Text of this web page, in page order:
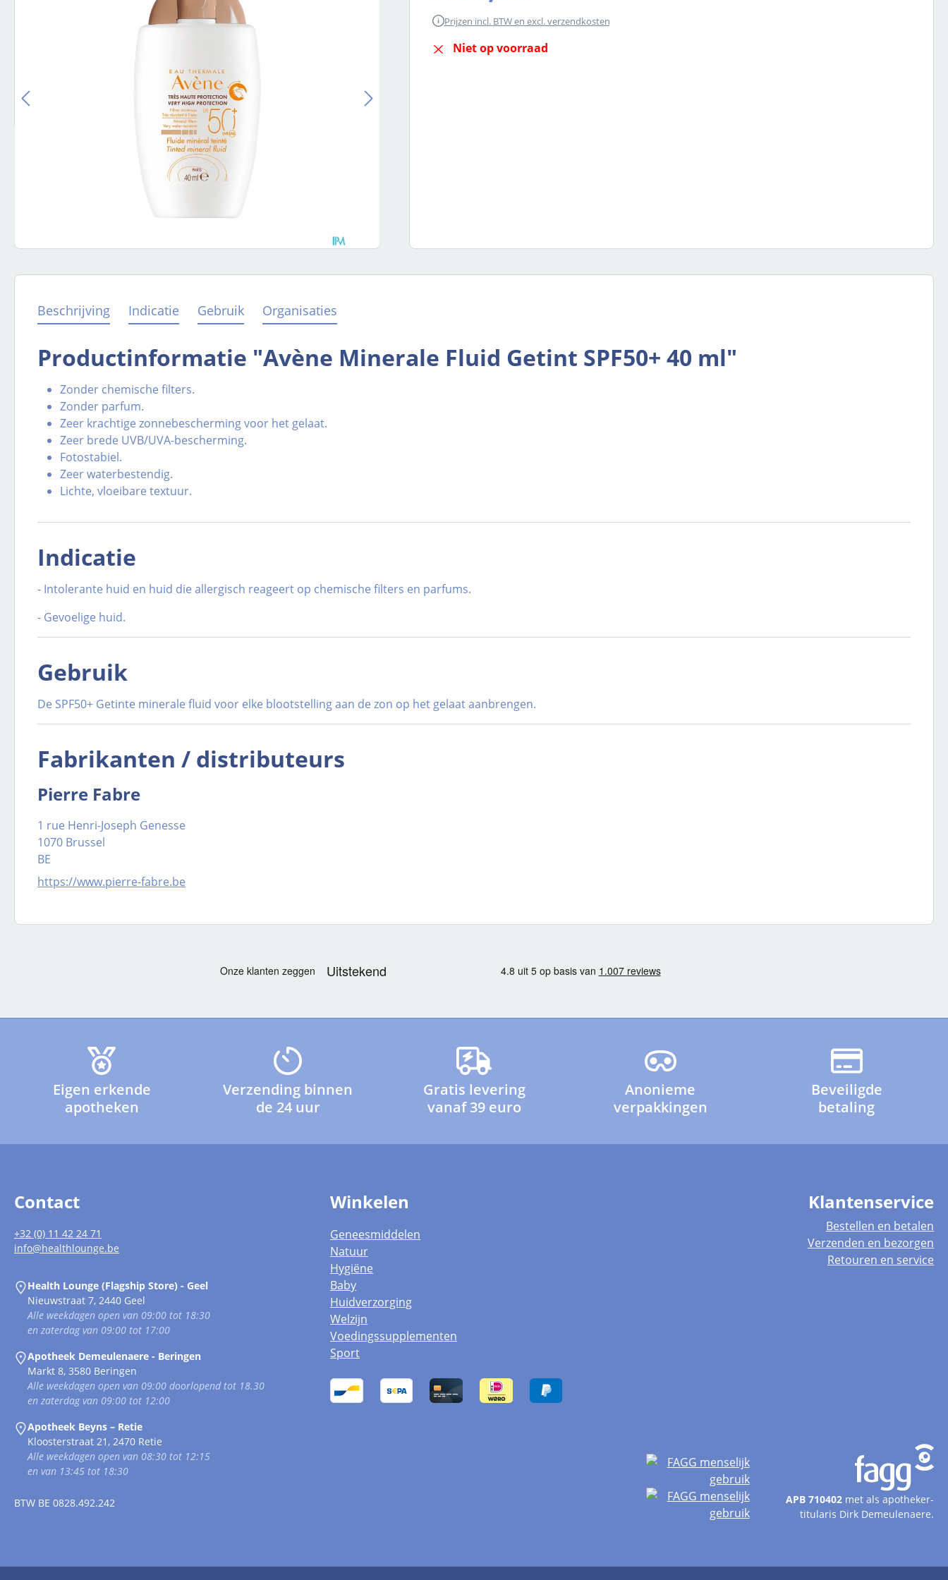
Prijzen incl. BTW en excl. verzendkosten
Niet op voorraad
Beschrijving Indicatie Gebruik Organisaties
Productinformatie "Avène Minerale Fluid Getint SPF50+ 40 ml"
Zonder chemische filters.
Zonder parfum.
Zeer krachtige zonnebescherming voor het gelaat.
Zeer brede UVB/UVA-bescherming.
Fotostabiel.
Zeer waterbestendig.
Lichte, vloeibare textuur.
Indicatie
- Intolerante huid en huid die allergisch reageert op chemische filters en parfums.
- Gevoelige huid.
Gebruik
De SPF50+ Getinte minerale fluid voor elke blootstelling aan de zon op het gelaat aanbrengen.
Fabrikanten / distributeurs
Pierre Fabre
1 rue Henri-Joseph Genesse
1070 Brussel
BE
https://www.pierre-fabre.be
Eigen erkende
apotheken
Verzending binnen
de 24 uur
Gratis levering
vanaf 39 euro
Anonieme
verpakkingen
Beveiligde
betaling
Contact
+32 (0) 11 42 24 71
info@healthlounge.be
Health Lounge (Flagship Store) - Geel
Nieuwstraat 7, 2440 Geel
Alle weekdagen open van 09:00 tot 18:30
en zaterdag van 09:00 tot 17:00
Apotheek Demeulenaere - Beringen
Markt 8, 3580 Beringen
Alle weekdagen open van 09:00 doorlopend tot 18.30
en zaterdag van 09:00 tot 12:00
Apotheek Beyns – Retie
Kloosterstraat 21, 2470 Retie
Alle weekdagen open van 08:30 tot 12:15
en van 13:45 tot 18:30
BTW BE 0828.492.242
Winkelen
Geneesmiddelen
Natuur
Hygiëne
Baby
Huidverzorging
Welzijn
Voedingssupplementen
Sport
Klantenservice
Bestellen en betalen
Verzenden en bezorgen
Retouren en service
APB 710402met als apotheker-
titularis Dirk Demeulenaere.